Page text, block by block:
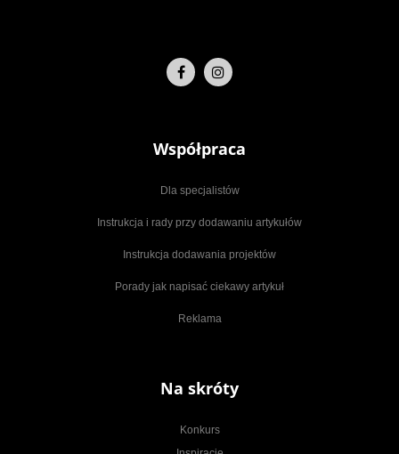
Współpraca
Dla specjalistów
Instrukcja i rady przy dodawaniu artykułów
Instrukcja dodawania projektów
Porady jak napisać ciekawy artykuł
Reklama
Na skróty
Konkurs